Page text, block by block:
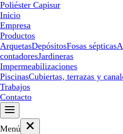
Poliéster Capisur
Inicio
Empresa
Productos
ArquetasDepósitosFosas sépticas
contadoresJardineras
Impermeabilizaciones
PiscinasCubiertas, terrazas y
Trabajos
Contacto
Menú